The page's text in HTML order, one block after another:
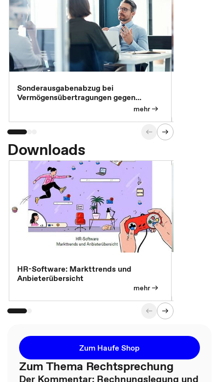
Sonderausgabenabzug bei
Vermögensübertragungen gegen
mehr
Downloads
HR-Software: Markttrends und
Anbieterübersicht
mehr
Zum Haufe Shop
Zum Thema Rechtsprechung
Der Kommentar: Rechnungslegung und